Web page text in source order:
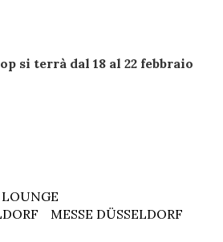
si terrà dal 18 al 22 febbraio
MESSE DÜSSELDORF